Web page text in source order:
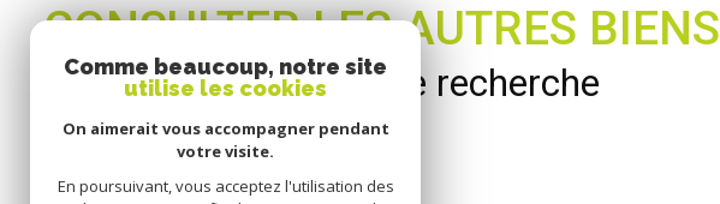
CONSULTER LES AUTRES BIENS
correspondants à votre recherche
Comme beaucoup, notre site
utilise les cookies
On aimerait vous accompagner pendant
votre visite.
En poursuivant, vous acceptez l'utilisation des